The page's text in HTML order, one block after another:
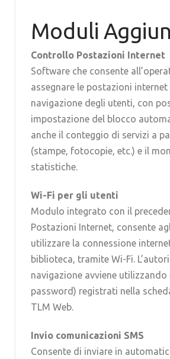
Moduli
Controllo Postazioni Internet
Software che consente
assegnare le postazioni
navigazione degli utenti, con
impostazione del blocco
anche il conteggio di servizi a
(stampe, fotocopie, etc.) e il
statistiche.
Wi-Fi per gli utenti
Modulo integrato con il
Postazioni Internet, consente
utilizzare la connessione
biblioteca, tramite Wi-Fi.
navigazione avviene
password) registrati nella
TLM Web.
Invio comunicazioni SMS
Consente di inviare in